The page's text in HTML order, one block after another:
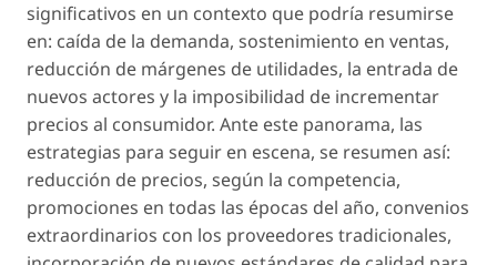
significativos en un contexto que podría resumirse
en: caída de la demanda, sostenimiento en ventas,
reducción de márgenes de utilidades, la entrada de
nuevos actores y la imposibilidad de incrementar
precios al consumidor. Ante este panorama, las
estrategias para seguir en escena, se resumen así:
reducción de precios, según la competencia,
promociones en todas las épocas del año, convenios
extraordinarios con los proveedores tradicionales,